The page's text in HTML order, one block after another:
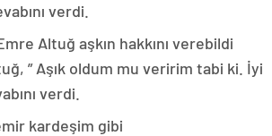
verdi.
Altuğ aşkın hakkını verebildi
” Aşık oldum mu veririm tabi ki. İyi
verdi.
kardeşim gibi